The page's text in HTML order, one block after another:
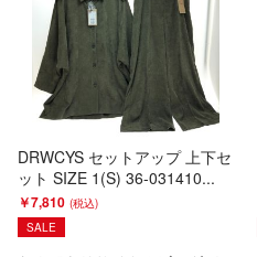
DRWCYS セットアップ 上下セ
ット SIZE 1(S) 36-031410...
￥7,810
SALE